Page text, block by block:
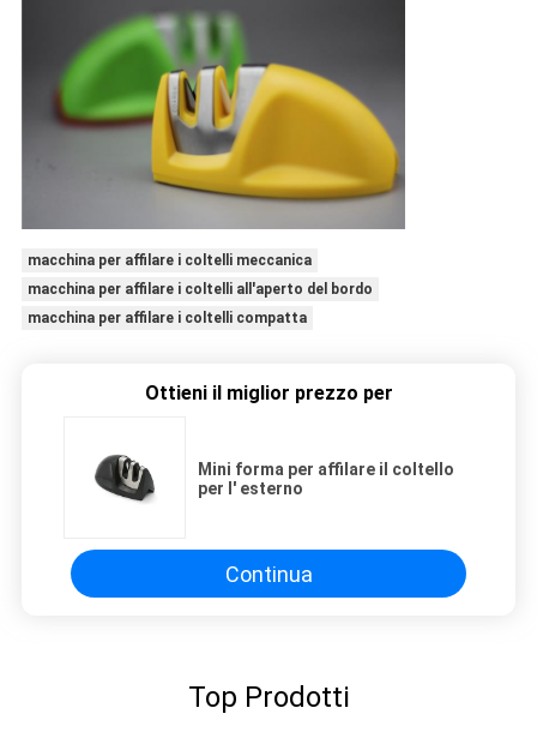
macchina per affilare i coltelli meccanica
macchina per affilare i coltelli all'aperto del bordo
macchina per affilare i coltelli compatta
Ottieni il miglior prezzo per
Mini forma per affilare il coltello
per l' esterno
Continua
Top Prodotti